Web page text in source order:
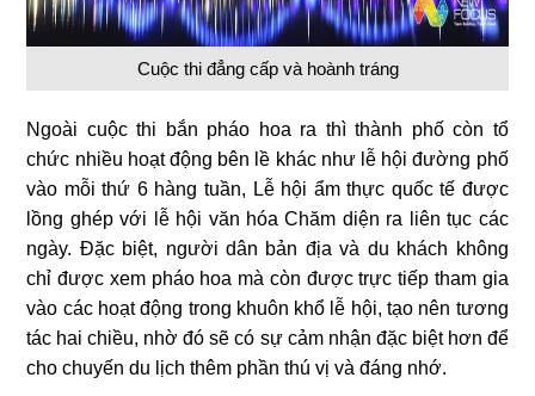
Cuộc thi đẳng cấp và hoành tráng
Ngoài cuộc thi bắn pháo hoa ra thì thành phố còn tổ
chức nhiều hoạt động bên lề khác như lễ hội đường phố
vào mỗi thứ 6 hàng tuần, Lễ hội ẩm thực quốc tế được
lồng ghép với lễ hội văn hóa Chăm diện ra liên tục các
ngày. Đặc biệt, người dân bản địa và du khách không
chỉ được xem pháo hoa mà còn được trực tiếp tham gia
vào các hoạt động trong khuôn khổ lễ hội, tạo nên tương
tác hai chiều, nhờ đó sẽ có sự cảm nhận đặc biệt hơn để
cho chuyến du lịch thêm phần thú vị và đáng nhớ.